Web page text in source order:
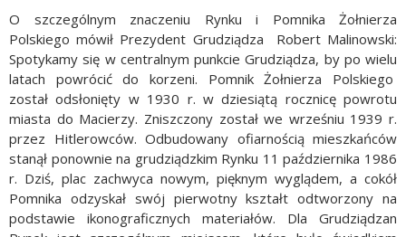
O szczególnym znaczeniu Rynku i Pomnika Żołnierza
Polskiego mówił Prezydent Grudziądza Robert Malinowski:
Spotykamy się w centralnym punkcie Grudziądza, by po wielu
latach powrócić do korzeni. Pomnik Żołnierza Polskiego
został odsłonięty w 1930 r. w dziesiątą rocznicę powrotu
miasta do Macierzy. Zniszczony został we wrześniu 1939 r.
przez Hitlerowców. Odbudowany ofiarnością mieszkańców
stanął ponownie na grudziądzkim Rynku 11 października 1986
r. Dziś, plac zachwyca nowym, pięknym wyglądem, a cokół
Pomnika odzyskał swój pierwotny kształt odtworzony na
podstawie ikonograficznych materiałów. Dla Grudziądzan